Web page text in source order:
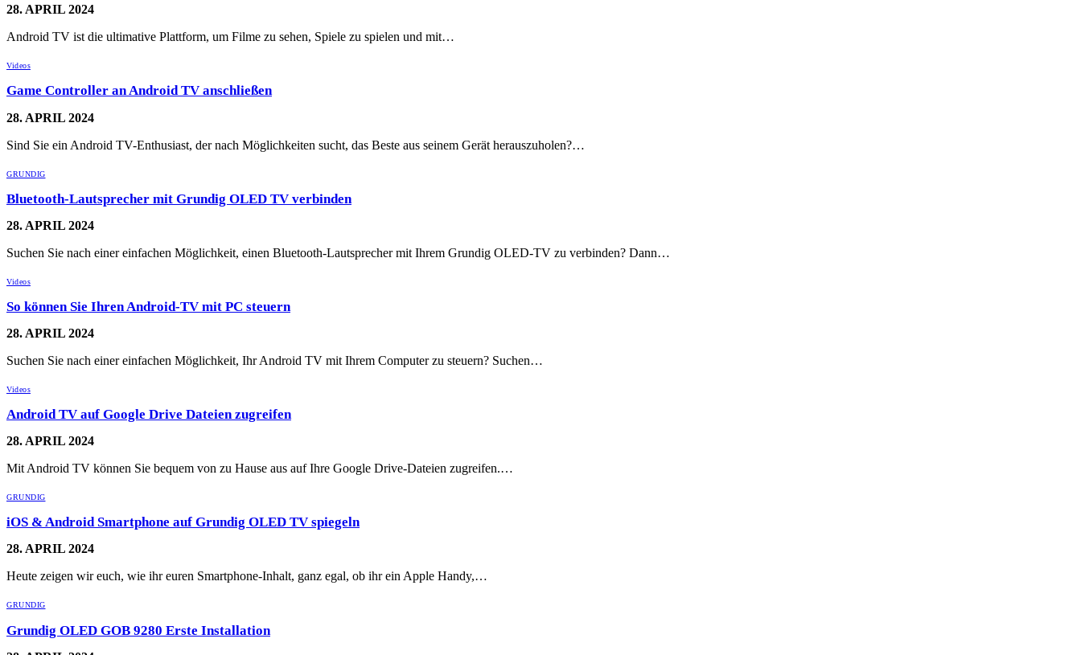
28. APRIL 2024
Android TV ist die ultimative Plattform, um Filme zu sehen, Spiele zu spielen und mit…
Videos
Game Controller an Android TV anschließen
28. APRIL 2024
Sind Sie ein Android TV-Enthusiast, der nach Möglichkeiten sucht, das Beste aus seinem Gerät herauszuholen?…
GRUNDIG
Bluetooth-Lautsprecher mit Grundig OLED TV verbinden
28. APRIL 2024
Suchen Sie nach einer einfachen Möglichkeit, einen Bluetooth-Lautsprecher mit Ihrem Grundig OLED-TV zu verbinden? Dann…
Videos
So können Sie Ihren Android-TV mit PC steuern
28. APRIL 2024
Suchen Sie nach einer einfachen Möglichkeit, Ihr Android TV mit Ihrem Computer zu steuern? Suchen…
Videos
Android TV auf Google Drive Dateien zugreifen
28. APRIL 2024
Mit Android TV können Sie bequem von zu Hause aus auf Ihre Google Drive-Dateien zugreifen.…
GRUNDIG
iOS & Android Smartphone auf Grundig OLED TV spiegeln
28. APRIL 2024
Heute zeigen wir euch, wie ihr euren Smartphone-Inhalt, ganz egal, ob ihr ein Apple Handy,…
GRUNDIG
Grundig OLED GOB 9280 Erste Installation